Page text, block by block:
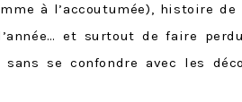
à l’accoutumée), histoire
et surtout de faire
se confondre avec les